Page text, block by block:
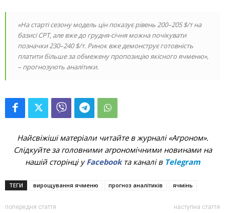
«На старті сезону модель цін показує рівень 200–205 $/т на
базисі CPT, але вже до грудня-січня можна почікувати
позначки 230–240 $/т. Ринок вже демонструє готовність
платити більше за обмежену пропозицію якісного ячменю»,
– прогнозують аналітики.
Найсвіжіші матеріали читайте в журналі «Агроном».
Слідкуйте за головними агрономічними новинами на
нашій сторінці уFacebookта каналі в Telegram
ТЕГИ вирощування ячменю прогноз аналітиків ячмінь
попередня стаття наступна стаття